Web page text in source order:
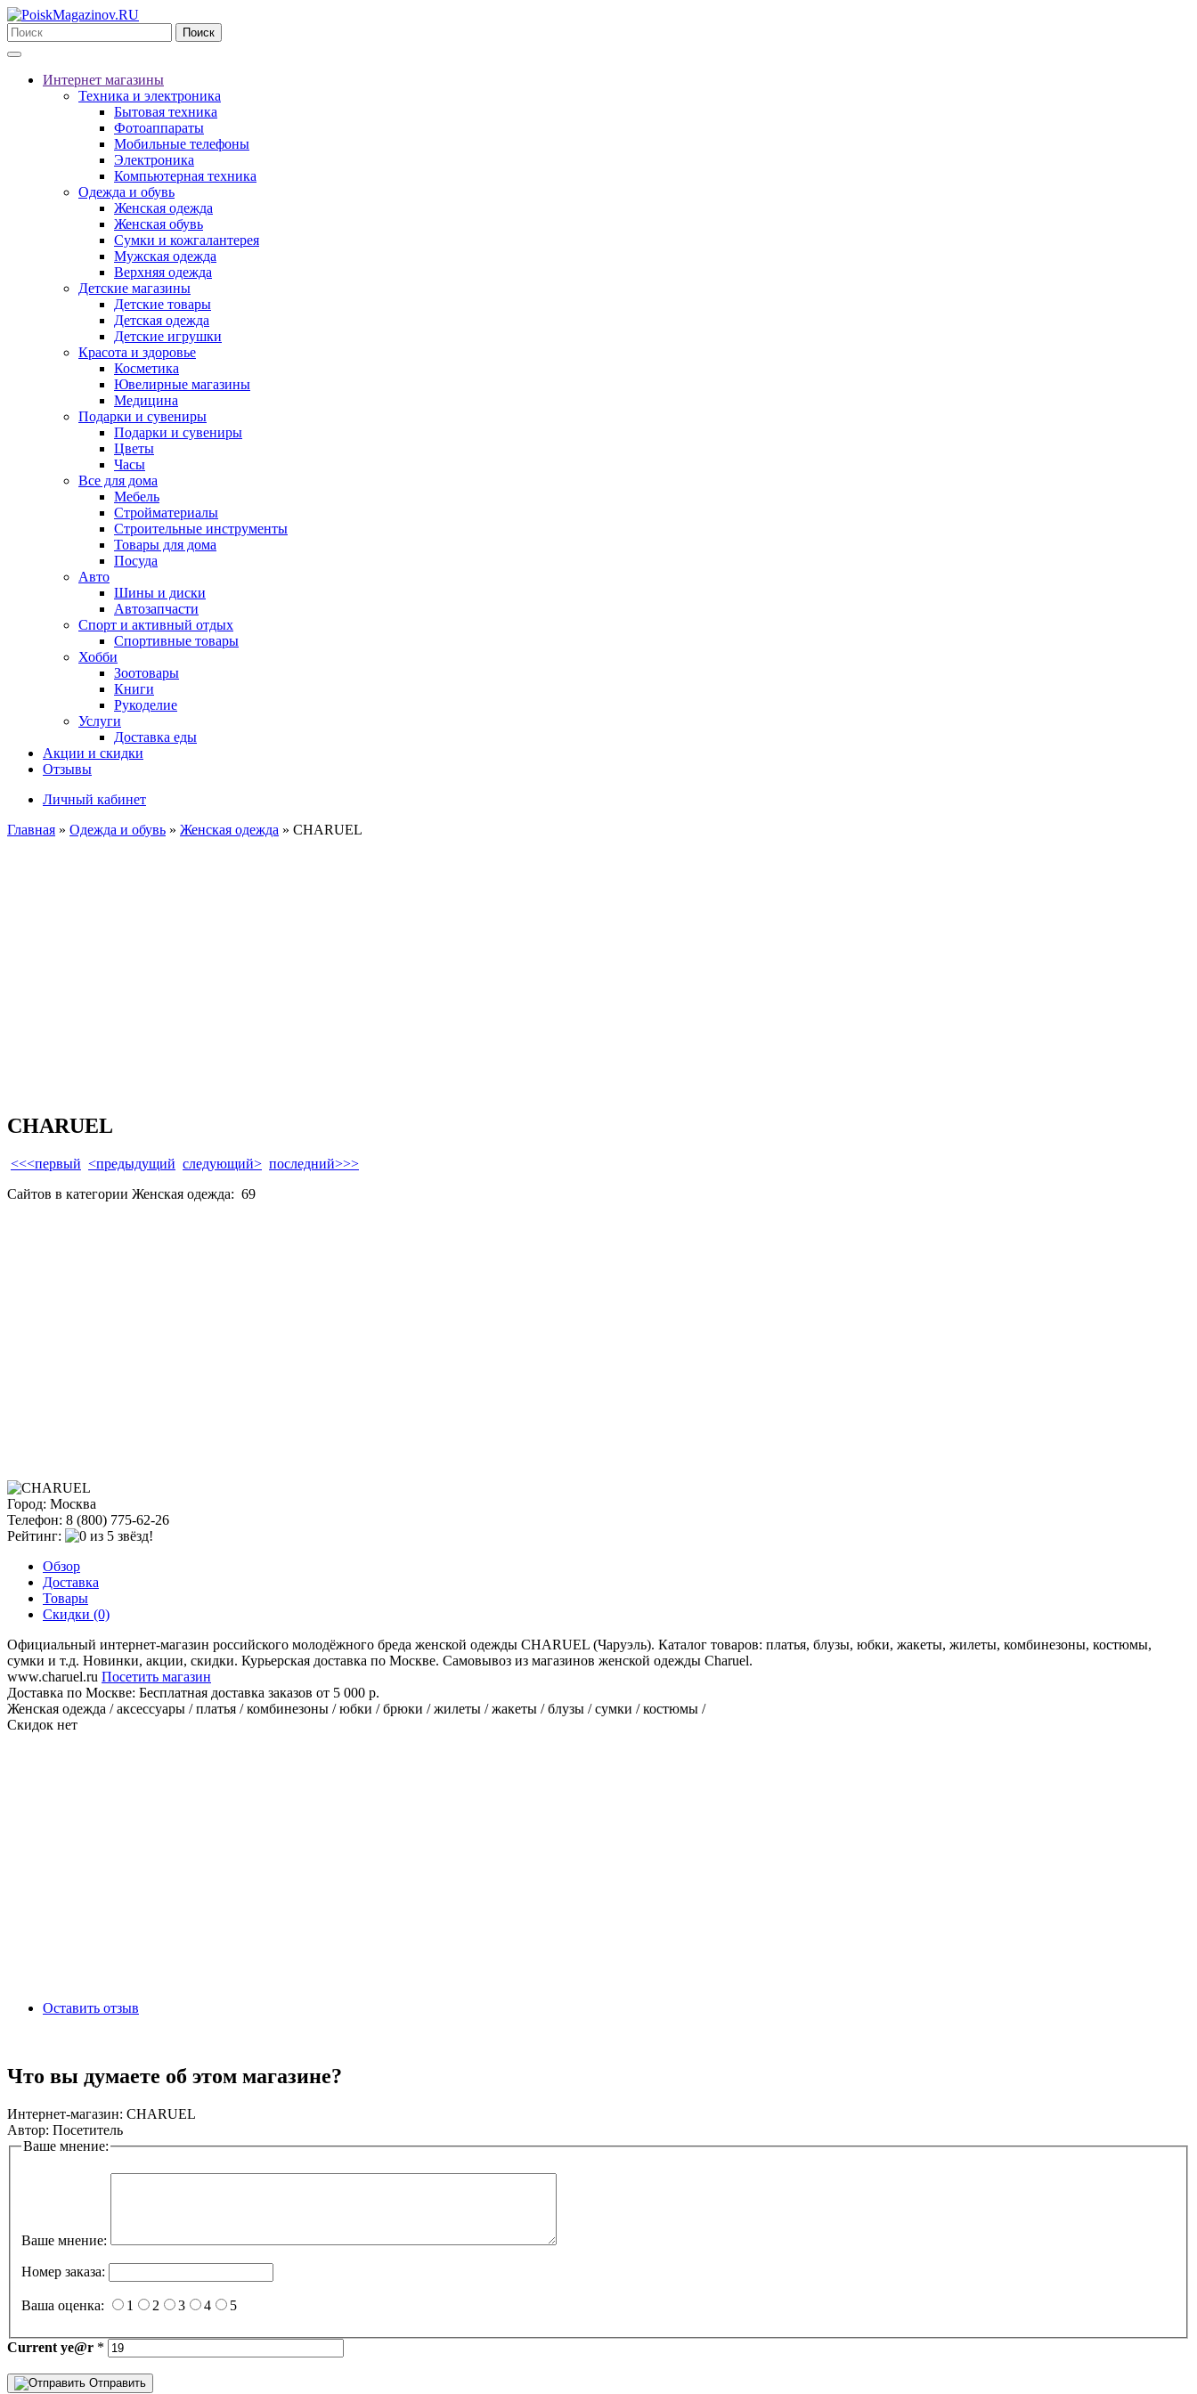
Поиск
Интернет магазины
Техника и электроника
Бытовая техника
Фотоаппараты
Мобильные телефоны
Электроника
Компьютерная техника
Одежда и обувь
Женская одежда
Женская обувь
Сумки и кожгалантерея
Мужская одежда
Верхняя одежда
Детские магазины
Детские товары
Детская одежда
Детские игрушки
Красота и здоровье
Косметика
Ювелирные магазины
Медицина
Подарки и сувениры
Подарки и сувениры
Цветы
Часы
Все для дома
Мебель
Стройматериалы
Строительные инструменты
Товары для дома
Посуда
Авто
Шины и диски
Автозапчасти
Спорт и активный отдых
Спортивные товары
Хобби
Зоотовары
Книги
Рукоделие
Услуги
Доставка еды
Акции и скидки
Отзывы
Личный кабинет
Главная » Одежда и обувь » Женская одежда » CHARUEL
CHARUEL
<<<первый <предыдущий следующий> последний>>>
Сайтов в категории Женская одежда: 69
Город: Москва
Телефон: 8 (800) 775-62-26
Рейтинг:
Обзор
Доставка
Товары
Скидки (0)
Официальный интернет-магазин российского молодёжного бреда женской одежды CHARUEL (Чаруэль). Каталог товаров: платья, блузы, юбки, жакеты, жилеты, комбинезоны, костюмы,
сумки и т.д. Новинки, акции, скидки. Курьерская доставка по Москве. Самовывоз из магазинов женской одежды Сharuel.
www.charuel.ru Посетить магазин
Доставка по Москве: Бесплатная доставка заказов от 5 000 р.
Женская одежда / аксессуары / платья / комбинезоны / юбки / брюки / жилеты / жакеты / блузы / сумки / костюмы /
Скидок нет
Оставить отзыв
Что вы думаете об этом магазине?
Интернет-магазин: CHARUEL
Автор: Посетитель
Ваше мнение:
Ваше мнение:
Номер заказа:
Ваша оценка: 1 2 3 4 5
Current ye@r *
Отправить